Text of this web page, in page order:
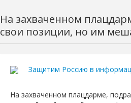
На захваченном
свои позиции, но им
Защитим Россию в
На захваченном плацдарме,